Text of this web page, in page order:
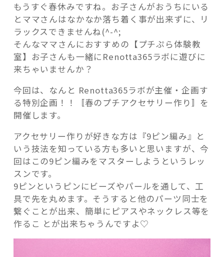
記事検索
し
て
ね
♡】
ア
ク
セ
サ
リ
ー
作
り
☆
手
ぶ
ら
で
遊
もうすぐ春休みですね。お子さんがおうちにいる
とママさんはなかなか落ち着く事が出来ずに、リ
ラックスできませんね(^-^;
そんなママさんにおすすめの【プチぷら体験教
室】お子さんも一緒にRenotta365ラボに遊びに
来ちゃいませんか？
今回は、なんと Renotta365ラボが主催・企画す
る特別企画！！〚春のプチアクセサリー作り〛を
開催します。
アクセサリー作りが好きな方は『9ピン編み』と
いう技法を知っている方も多いと思いますが、今
回はこの9ピン編みをマスターしようというレッ
スンです。
9ピンというピンにビーズやパールを通して、工
具で先を丸めます。そうすると他のパーツ同士を
繋ぐことが出来、簡単にピアスやネックレス等を
作るこ とが出来ちゃうんですよ♡